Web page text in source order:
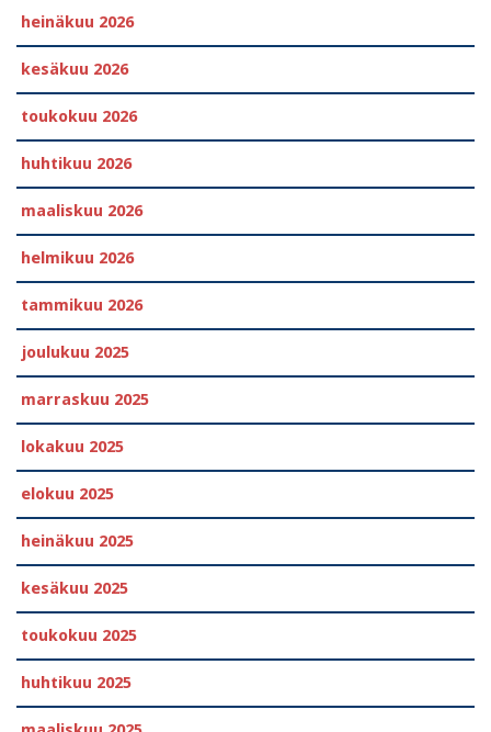
heinäkuu 2026
kesäkuu 2026
toukokuu 2026
huhtikuu 2026
maaliskuu 2026
helmikuu 2026
tammikuu 2026
joulukuu 2025
marraskuu 2025
lokakuu 2025
elokuu 2025
heinäkuu 2025
kesäkuu 2025
toukokuu 2025
huhtikuu 2025